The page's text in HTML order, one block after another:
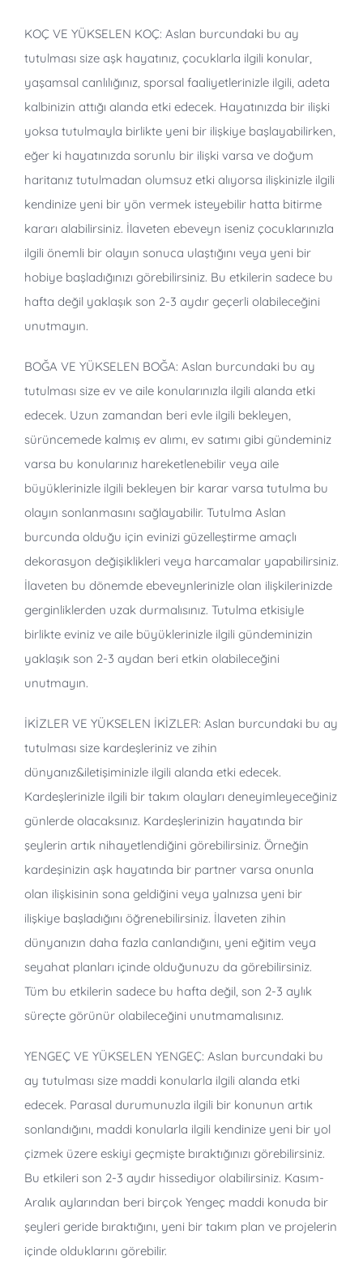
KOÇ VE YÜKSELEN KOÇ: Aslan burcundaki bu ay
tutulması size aşk hayatınız, çocuklarla ilgili konular,
yaşamsal canlılığınız, sporsal faaliyetlerinizle ilgili, adeta
kalbinizin attığı alanda etki edecek. Hayatınızda bir ilişki
yoksa tutulmayla birlikte yeni bir ilişkiye başlayabilirken,
eğer ki hayatınızda sorunlu bir ilişki varsa ve doğum
haritanız tutulmadan olumsuz etki alıyorsa ilişkinizle ilgili
kendinize yeni bir yön vermek isteyebilir hatta bitirme
kararı alabilirsiniz. İlaveten ebeveyn iseniz çocuklarınızla
ilgili önemli bir olayın sonuca ulaştığını veya yeni bir
hobiye başladığınızı görebilirsiniz. Bu etkilerin sadece bu
hafta değil yaklaşık son 2-3 aydır geçerli olabileceğini
unutmayın.
BOĞA VE YÜKSELEN BOĞA: Aslan burcundaki bu ay
tutulması size ev ve aile konularınızla ilgili alanda etki
edecek. Uzun zamandan beri evle ilgili bekleyen,
sürüncemede kalmış ev alımı, ev satımı gibi gündeminiz
varsa bu konularınız hareketlenebilir veya aile
büyüklerinizle ilgili bekleyen bir karar varsa tutulma bu
olayın sonlanmasını sağlayabilir. Tutulma Aslan
burcunda olduğu için evinizi güzelleştirme amaçlı
dekorasyon değişiklikleri veya harcamalar yapabilirsiniz.
İlaveten bu dönemde ebeveynlerinizle olan ilişkilerinizde
gerginliklerden uzak durmalısınız. Tutulma etkisiyle
birlikte eviniz ve aile büyüklerinizle ilgili gündeminizin
yaklaşık son 2-3 aydan beri etkin olabileceğini
unutmayın.
İKİZLER VE YÜKSELEN İKİZLER: Aslan burcundaki bu ay
tutulması size kardeşleriniz ve zihin
dünyanız&iletişiminizle ilgili alanda etki edecek.
Kardeşlerinizle ilgili bir takım olayları deneyimleyeceğiniz
günlerde olacaksınız. Kardeşlerinizin hayatında bir
şeylerin artık nihayetlendiğini görebilirsiniz. Örneğin
kardeşinizin aşk hayatında bir partner varsa onunla
olan ilişkisinin sona geldiğini veya yalnızsa yeni bir
ilişkiye başladığını öğrenebilirsiniz. İlaveten zihin
dünyanızın daha fazla canlandığını, yeni eğitim veya
seyahat planları içinde olduğunuzu da görebilirsiniz.
Tüm bu etkilerin sadece bu hafta değil, son 2-3 aylık
süreçte görünür olabileceğini unutmamalısınız.
YENGEÇ VE YÜKSELEN YENGEÇ: Aslan burcundaki bu
ay tutulması size maddi konularla ilgili alanda etki
edecek. Parasal durumunuzla ilgili bir konunun artık
sonlandığını, maddi konularla ilgili kendinize yeni bir yol
çizmek üzere eskiyi geçmişte bıraktığınızı görebilirsiniz.
Bu etkileri son 2-3 aydır hissediyor olabilirsiniz. Kasım-
Aralık aylarından beri birçok Yengeç maddi konuda bir
şeyleri geride bıraktığını, yeni bir takım plan ve projelerin
içinde olduklarını görebilir.